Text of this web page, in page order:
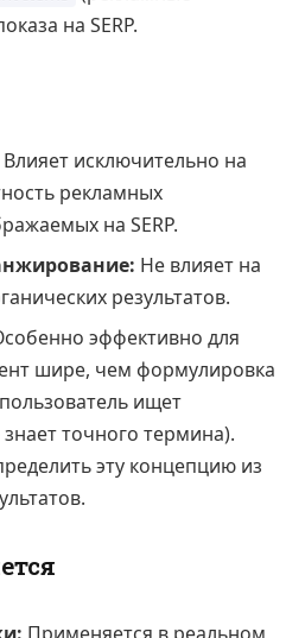
на SERP.
Влияет исключительно на
рекламных
на SERP.
Не влияет на
результатов.
эффективно для
шире, чем формулировка
ищет
точного термина).
эту концепцию из